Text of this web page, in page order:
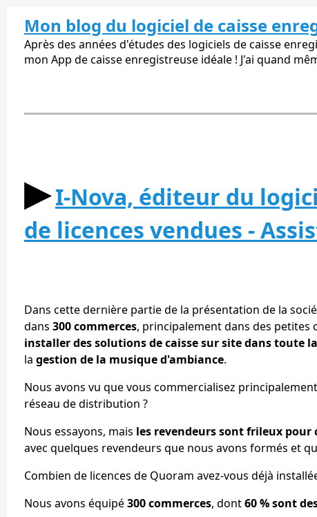
Mon blog du logiciel de caisse
Après des années d'études des logiciels de caisse
mon App de caisse enregistreuse idéale ! J'ai quand
▶︎ I-Nova, éditeur du
de licences vendues -
Dans cette dernière partie de la présentation de la
dans 300 commerces, principalement dans des petites
installer des solutions de caisse sur site dans toute
la gestion de la musique d'ambiance.
Nous avons vu que vous commercialisez
réseau de distribution ?
Nous essayons, mais les revendeurs sont frileux
avec quelques revendeurs que nous avons formés et
Combien de licences de Quoram avez-vous déjà
Nous avons équipé300 commerces, dont60 % sont